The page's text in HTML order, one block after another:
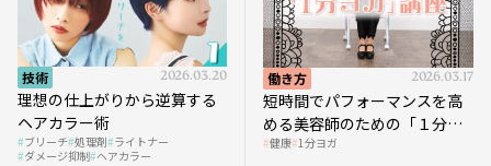
技術 2026.03.20
理想の仕上がりから逆算する
ヘアカラー術
ブリーチ 処理剤 ライトナー
ダメージ抑制 ヘアカラー
働き方 2026.03.17
短時間でパフォーマンスを高
める美容師のための「１分ヨ
ガ」講座｜実践編
健康 1分ヨガ